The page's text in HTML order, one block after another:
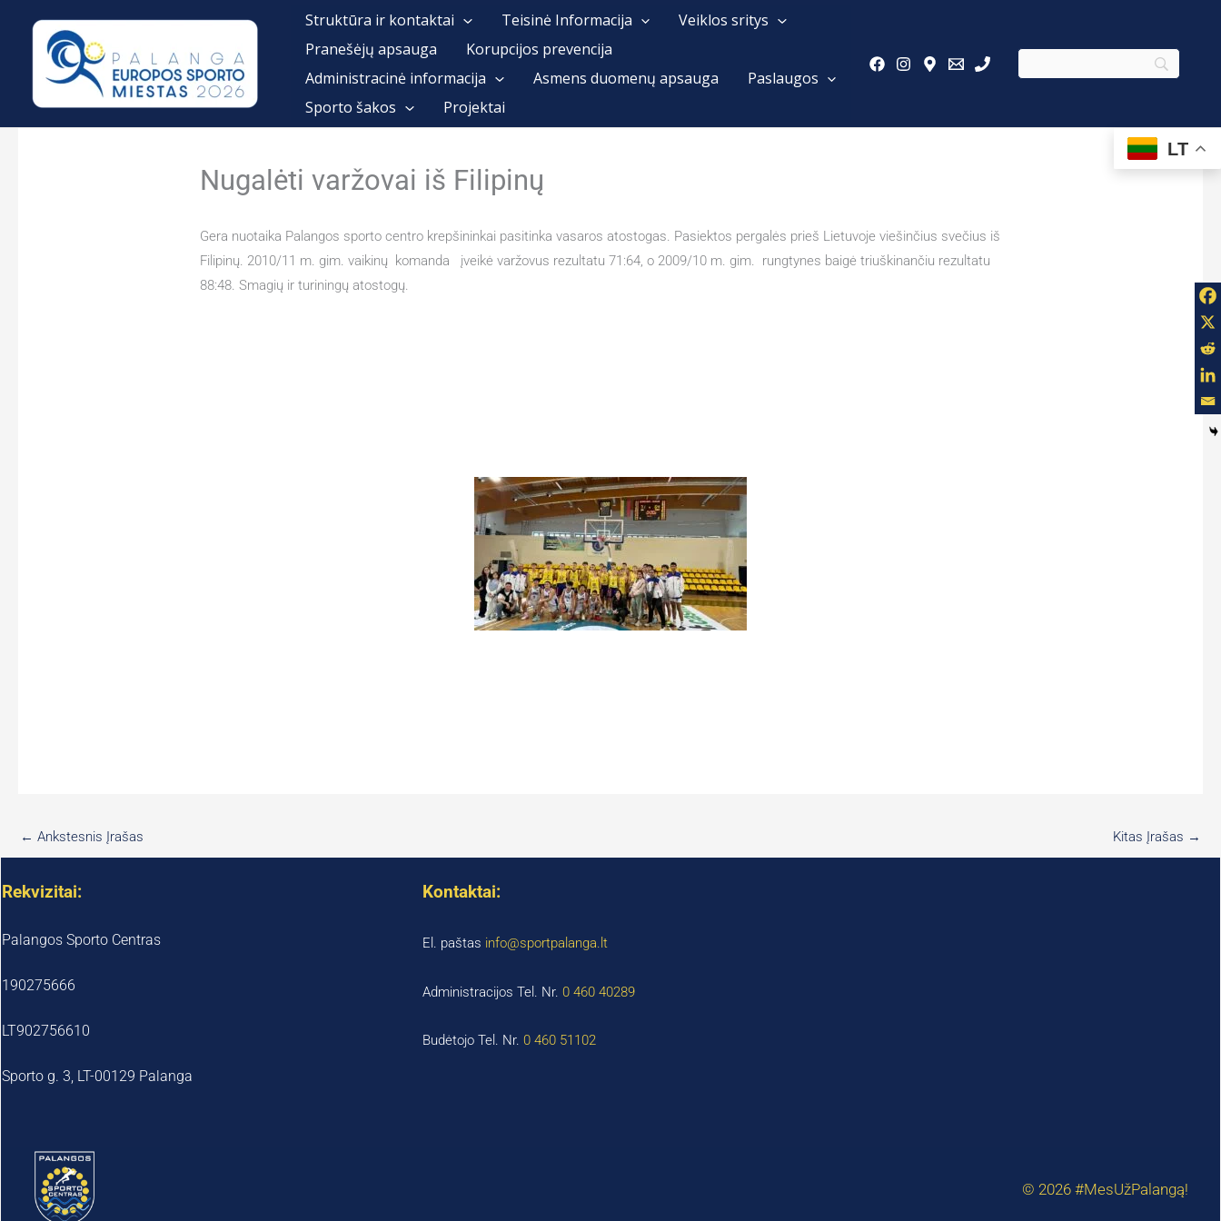
Struktūra ir kontaktai Teisinė Informacija
Veiklos sritys
Pranešėjų apsauga
Korupcijos prevencija
Administracinė informacija
Asmens duomenų apsauga
Paslaugos
Sporto šakos
Projektai
LT
Nugalėti varžovai iš Filipinų
Gera nuotaika Palangos sporto centro krepšininkai pasitinka vasaros atostogas. Pasiektos pergalės prieš Lietuvoje viešinčius svečius iš
Filipinų. 2010/11 m. gim. vaikinų komanda įveikė varžovus rezultatu 71:64, o 2009/10 m. gim. rungtynes baigė triuškinančiu rezultatu
88:48. Smagių ir turiningų atostogų.
← Ankstesnis Įrašas Kitas Įrašas →
Rekvizitai:
Palangos Sporto Centras
190275666
LT902756610
Sporto g. 3, LT-00129 Palanga
Kontaktai:
El. paštas info@sportpalanga.lt
Administracijos Tel. Nr.0 460 40289
Budėtojo Tel. Nr.0 460 51102
© 2026 #MesUžPalangą!